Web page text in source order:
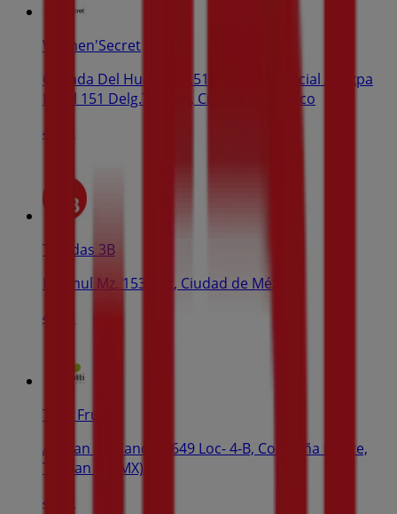
Women'Secret
Calzada Del Hueso No.519 Col.Residencial Acoxpa
Local 151 Delg.Tlalpan, Ciudad de México
45 m
Tiendas 3B
Dzemul Mz. 153 Lt 2, Ciudad de México
46 m
Tutti Frutti
Av. San Fernando #649 Loc- 4-B, Col. Peña Pobre,
Tlalpan (CDMX)
46 m